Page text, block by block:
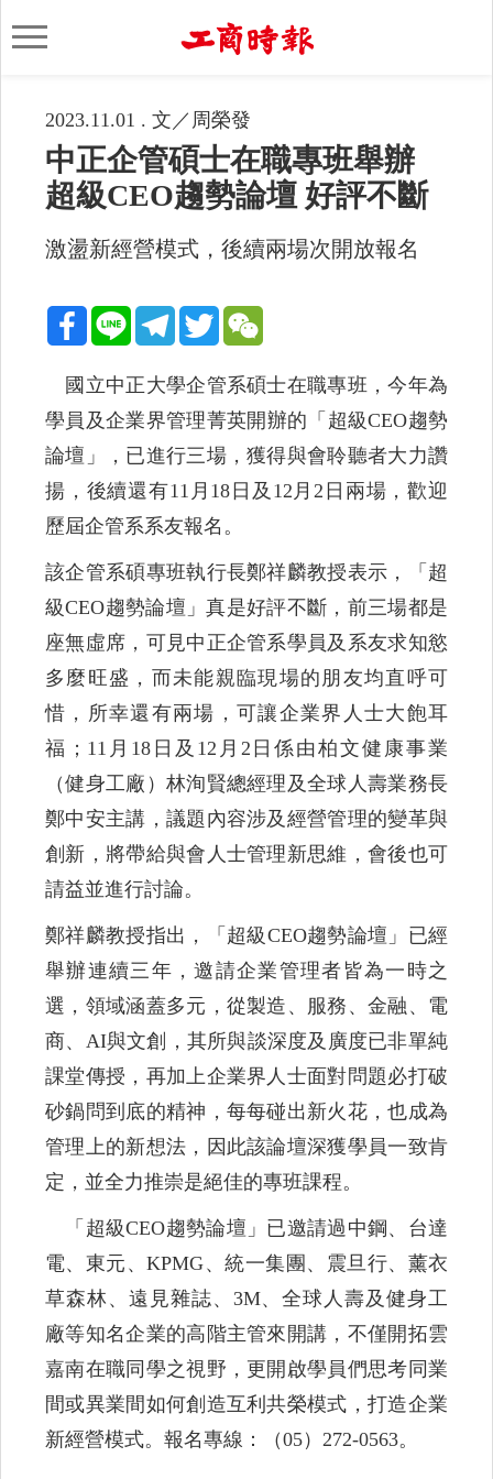
2023.11.01 . 文／周榮發
中正企管碩士在職專班舉辦
超級CEO趨勢論壇 好評不斷
激盪新經營模式，後續兩場次開放報名
國立中正大學企管系碩士在職專班，今年為
學員及企業界管理菁英開辦的「超級CEO趨勢
論壇」，已進行三場，獲得與會聆聽者大力讚
揚，後續還有11月18日及12月2日兩場，歡迎
歷屆企管系系友報名。
該企管系碩專班執行長鄭祥麟教授表示，「超
級CEO趨勢論壇」真是好評不斷，前三場都是
座無虛席，可見中正企管系學員及系友求知慾
多麼旺盛，而未能親臨現場的朋友均直呼可
惜，所幸還有兩場，可讓企業界人士大飽耳
福；11月18日及12月2日係由柏文健康事業
（健身工廠）林洵賢總經理及全球人壽業務長
鄭中安主講，議題內容涉及經營管理的變革與
創新，將帶給與會人士管理新思維，會後也可
請益並進行討論。
鄭祥麟教授指出，「超級CEO趨勢論壇」已經
舉辦連續三年，邀請企業管理者皆為一時之
選，領域涵蓋多元，從製造、服務、金融、電
商、AI與文創，其所與談深度及廣度已非單純
課堂傳授，再加上企業界人士面對問題必打破
砂鍋問到底的精神，每每碰出新火花，也成為
管理上的新想法，因此該論壇深獲學員一致肯
定，並全力推崇是絕佳的專班課程。
「超級CEO趨勢論壇」已邀請過中鋼、台達
電、東元、KPMG、統一集團、震旦行、薰衣
草森林、遠見雜誌、3M、全球人壽及健身工
廠等知名企業的高階主管來開講，不僅開拓雲
嘉南在職同學之視野，更開啟學員們思考同業
間或異業間如何創造互利共榮模式，打造企業
新經營模式。報名專線：（05）272-0563。